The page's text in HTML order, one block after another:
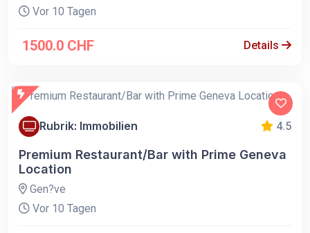
Vor 10 Tagen
1500.0 CHF Details
Rubrik: Immobilien 4.5
Premium Restaurant/Bar with Prime Geneva
Location
Gen?ve
Vor 10 Tagen